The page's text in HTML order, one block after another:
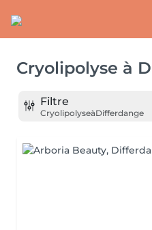
Cryolipolyse à
Filtre
CryolipolyseàDifferdange